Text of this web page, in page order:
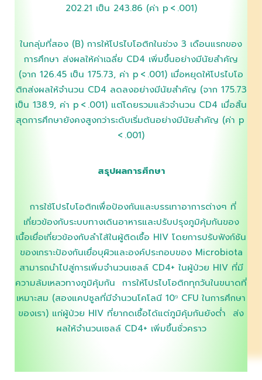
202.21 เป็น 243.86 (ค่า p < .001)
ในกลุ่มที่สอง (B) การให้โปรไบโอติกในช่วง 3 เดือนแรกของ
การศึกษา ส่งผลให้ค่าเฉลี่ย CD4 เพิ่มขึ้นอย่างมีนัยสำคัญ
(จาก 126.45 เป็น 175.73, ค่า p < .001) เมื่อหยุดให้โปรไบโอ
ติกส่งผลให้จำนวน CD4 ลดลงอย่างมีนัยสำคัญ (จาก 175.73
เป็น 138.9, ค่า p < .001) แต่โดยรวมแล้วจำนวน CD4 เมื่อสิ้น
สุดการศึกษายังคงสูงกว่าระดับเริ่มต้นอย่างมีนัยสำคัญ (ค่า p
< .001)
สรุปผลการศึกษา
การใช้โปรไบโอติกเพื่อป้องกันและบรรเทาอาการต่างๆ ที่
เกี่ยวข้องกับระบบทางเดินอาหารและปรับปรุงภูมิคุ้มกันของ
เนื้อเยื่อเกี่ยวข้องกับลำไส้ในผู้ติดเชื้อ HIV โดยการปรับฟังก์ชัน
ของเกราะป้องกันเยื่อบุผิวและองค์ประกอบของ Microbiota
สามารถนำไปสู่การเพิ่มจำนวนเซลล์ CD4+ ในผู้ป่วย HIV ที่มี
ความล้มเหลวทางภูมิคุ้มกัน การให้โปรไบโอติกทุกวันในขนาดที่
เหมาะสม (สองแคปซูลที่มีจำนวนโคโลนี 10⁹ CFU ในการศึกษา
ของเรา) แก่ผู้ป่วย HIV ที่ยากดเชื้อได้แต่ภูมิคุ้มกันยังต่ำ ส่ง
ผลให้จำนวนเซลล์ CD4+ เพิ่มขึ้นชั่วคราว